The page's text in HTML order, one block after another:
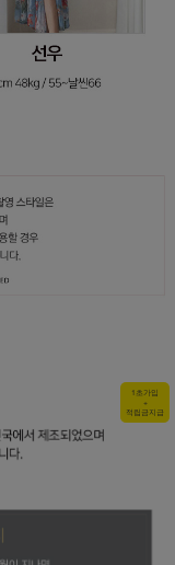
1초가입
+
적립금지급